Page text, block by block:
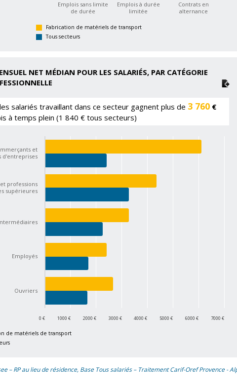
Emplois sans limite
de durée
Emplois à durée
limitée
Contrats en
alternance
Fabrication de matériels de transport
Tous secteurs
NET MÉDIAN POUR LES SALARIÉS, PAR CATÉGORIE
salariés travaillant dans ce secteur gagnent plus de 3 760 €
à temps plein (1 840 € tous secteurs)
et
d'entreprises
professions
supérieures
Employés
Ouvriers
0 € 1000 € 2000 € 3000 € 4000 € 5000 € 6000 € 7000 €
de matériels de transport
– RP au lieu de résidence, Base Tous salariés – Traitement Carif-Oref Provence -